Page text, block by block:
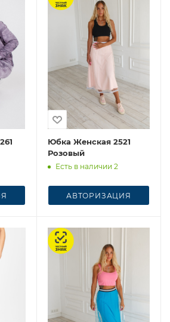
Юбка Женская 2521
Розовый
Есть в наличии 2
АВТОРИЗАЦИЯ
Честный знак